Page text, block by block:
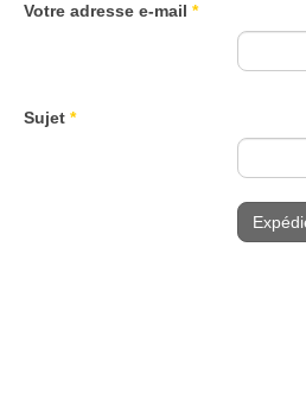
Votre adresse e-mail *
Sujet *